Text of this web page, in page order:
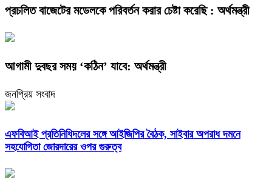
প্রচলিত বাজেটের মডেলকে পরিবর্তন করার চেষ্টা করেছি : অর্থমন্ত্রী
আগামী দুবছর সময় ‘কঠিন’ যাবে: অর্থমন্ত্রী
জনপ্রিয় সংবাদ
এফবিআই প্রতিনিধিদলের সঙ্গে আইজিপির বৈঠক, সাইবার অপরাধ দমনে
সহযোগিতা জোরদারের ওপর গুরুত্ব